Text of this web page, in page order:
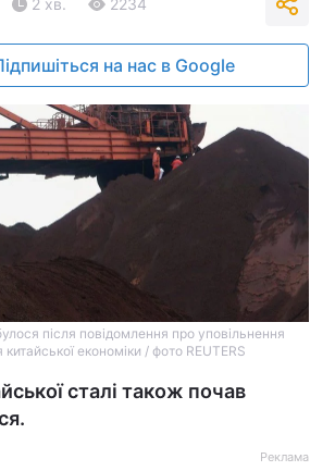
2 хв. 2234
на нас в Google
після повідомлення про уповільнення
китайської економіки / фото REUTERS
сталі також почав
Реклама